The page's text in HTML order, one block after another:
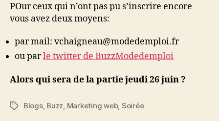
POur ceux qui n’ont pas pu s’inscrire encore
vous avez deux moyens:
par mail: vchaigneau@modedemploi.fr
ou parle twitter de BuzzModedemploi
Alors qui sera de la partie jeudi 26 juin ?
Étiquettes
Blogs, Buzz Marketing web, Soirée